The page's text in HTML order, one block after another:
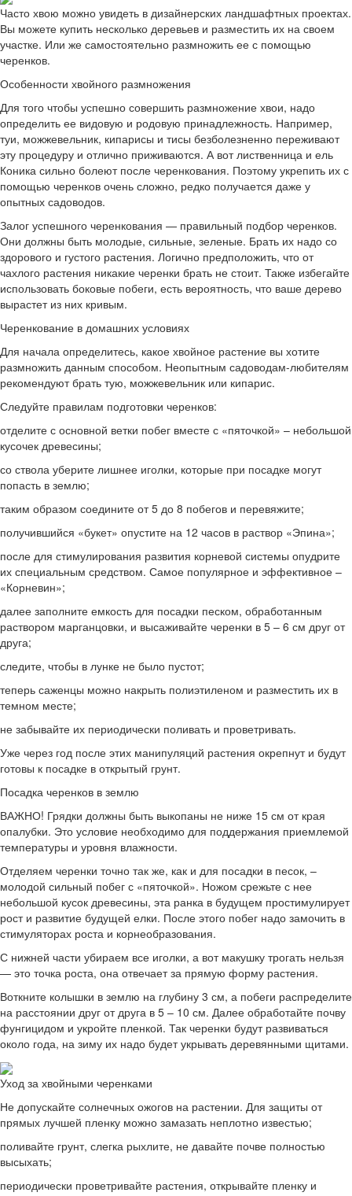
Часто хвою можно увидеть в дизайнерских ландшафтных проектах.
Вы можете купить несколько деревьев и разместить их на своем
участке. Или же самостоятельно размножить ее с помощью
черенков.
Особенности хвойного размножения
Для того чтобы успешно совершить размножение хвои, надо
определить ее видовую и родовую принадлежность. Например,
туи, можжевельник, кипарисы и тисы безболезненно переживают
эту процедуру и отлично приживаются. А вот лиственница и ель
Коника сильно болеют после черенкования. Поэтому укрепить их с
помощью черенков очень сложно, редко получается даже у
опытных садоводов.
Залог успешного черенкования — правильный подбор черенков.
Они должны быть молодые, сильные, зеленые. Брать их надо со
здорового и густого растения. Логично предположить, что от
чахлого растения никакие черенки брать не стоит. Также избегайте
использовать боковые побеги, есть вероятность, что ваше дерево
вырастет из них кривым.
Черенкование в домашних условиях
Для начала определитесь, какое хвойное растение вы хотите
размножить данным способом. Неопытным садоводам-любителям
рекомендуют брать тую, можжевельник или кипарис.
Следуйте правилам подготовки черенков:
отделите с основной ветки побег вместе с «пяточкой» – небольшой
кусочек древесины;
со ствола уберите лишнее иголки, которые при посадке могут
попасть в землю;
таким образом соедините от 5 до 8 побегов и перевяжите;
получившийся «букет» опустите на 12 часов в раствор «Эпина»;
после для стимулирования развития корневой системы опудрите
их специальным средством. Самое популярное и эффективное –
«Корневин»;
далее заполните емкость для посадки песком, обработанным
раствором марганцовки, и высаживайте черенки в 5 – 6 см друг от
друга;
следите, чтобы в лунке не было пустот;
теперь саженцы можно накрыть полиэтиленом и разместить их в
темном месте;
не забывайте их периодически поливать и проветривать.
Уже через год после этих манипуляций растения окрепнут и будут
готовы к посадке в открытый грунт.
Посадка черенков в землю
ВАЖНО! Грядки должны быть выкопаны не ниже 15 см от края
опалубки. Это условие необходимо для поддержания приемлемой
температуры и уровня влажности.
Отделяем черенки точно так же, как и для посадки в песок, –
молодой сильный побег с «пяточкой». Ножом срежьте с нее
небольшой кусок древесины, эта ранка в будущем простимулирует
рост и развитие будущей елки. После этого побег надо замочить в
стимуляторах роста и корнеобразования.
С нижней части убираем все иголки, а вот макушку трогать нельзя
— это точка роста, она отвечает за прямую форму растения.
Воткните колышки в землю на глубину 3 см, а побеги распределите
на расстоянии друг от друга в 5 – 10 см. Далее обработайте почву
фунгицидом и укройте пленкой. Так черенки будут развиваться
около года, на зиму их надо будет укрывать деревянными щитами.
Уход за хвойными черенками
Не допускайте солнечных ожогов на растении. Для защиты от
прямых лучшей пленку можно замазать неплотно известью;
поливайте грунт, слегка рыхлите, не давайте почве полностью
высыхать;
периодически проветривайте растения, открывайте пленку и